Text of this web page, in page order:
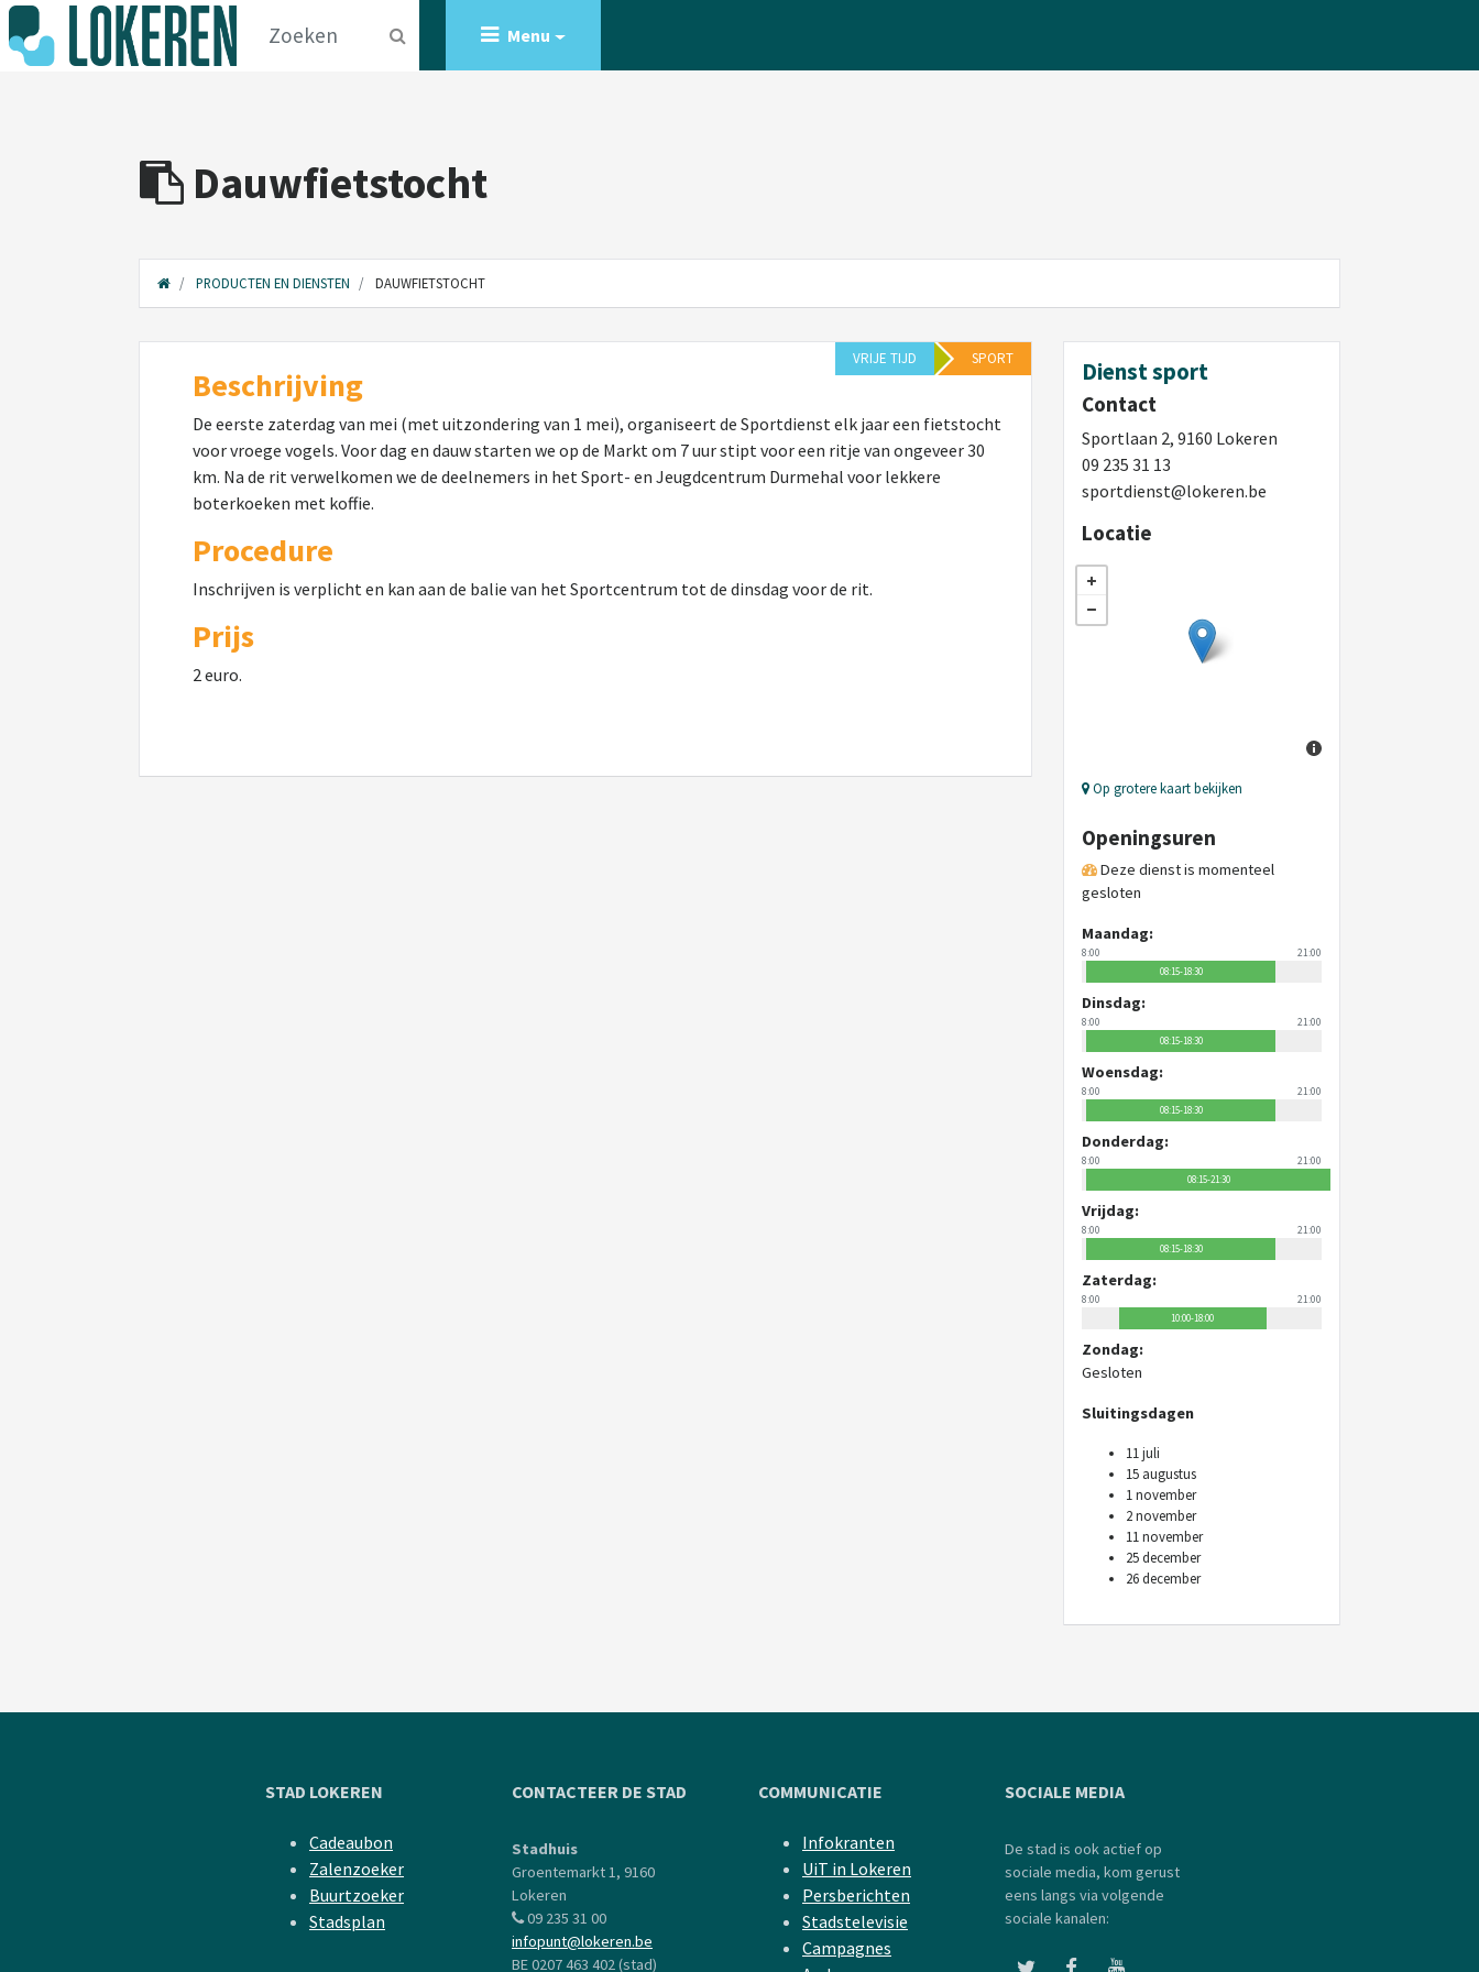
Menu
Dauwfietstocht
PRODUCTEN EN DIENSTEN DAUWFIETSTOCHT
VRIJE TIJD SPORT
Beschrijving
De eerste zaterdag van mei (met uitzondering van 1 mei), organiseert de Sportdienst elk jaar een fietstocht
voor vroege vogels. Voor dag en dauw starten we op de Markt om 7 uur stipt voor een ritje van ongeveer 30
km. Na de rit verwelkomen we de deelnemers in het Sport- en Jeugdcentrum Durmehal voor lekkere
boterkoeken met koffie.
Procedure
Inschrijven is verplicht en kan aan de balie van het Sportcentrum tot de dinsdag voor de rit.
Prijs
2 euro.
Dienst sport
Contact
Sportlaan 2, 9160 Lokeren
09 235 31 13
sportdienst@lokeren.be
Locatie
Op grotere kaart bekijken
Openingsuren
Deze dienst is momenteel
gesloten
Maandag:
8:00 21:00
08:15-18:30
Dinsdag:
8:00 21:00
08:15-18:30
Woensdag:
8:00 21:00
08:15-18:30
Donderdag:
8:00 21:00
08:15-21:30
Vrijdag:
8:00 21:00
08:15-18:30
Zaterdag:
8:00 21:00
10:00-18:00
Zondag:
Gesloten
Sluitingsdagen
11 juli
15 augustus
1 november
2 november
11 november
25 december
26 december
STAD LOKEREN
Cadeaubon
Zalenzoeker
Buurtzoeker
Stadsplan
CONTACTEER DE STAD
Stadhuis
Groentemarkt 1, 9160
Lokeren
09 235 31 00
infopunt@lokeren.be
BE 0207 463 402 (stad)
COMMUNICATIE
Infokranten
UiT in Lokeren
Persberichten
Stadstelevisie
Campagnes
SOCIALE MEDIA
De stad is ook actief op
sociale media, kom gerust
eens langs via volgende
sociale kanalen: